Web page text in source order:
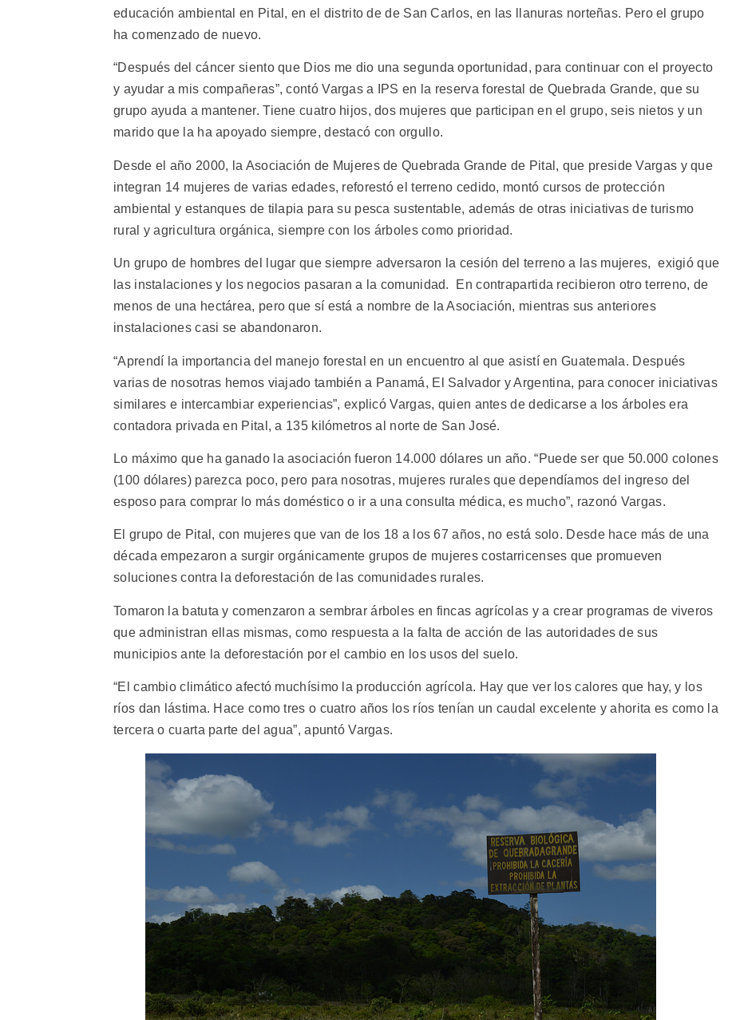
educación ambiental en Pital, en el distrito de de San Carlos, en las llanuras norteñas. Pero el grupo
ha comenzado de nuevo.
“Después del cáncer siento que Dios me dio una segunda oportunidad, para continuar con el proyecto
y ayudar a mis compañeras”, contó Vargas a IPS en la reserva forestal de Quebrada Grande, que su
grupo ayuda a mantener. Tiene cuatro hijos, dos mujeres que participan en el grupo, seis nietos y un
marido que la ha apoyado siempre, destacó con orgullo.
Desde el año 2000, la Asociación de Mujeres de Quebrada Grande de Pital, que preside Vargas y que
integran 14 mujeres de varias edades, reforestó el terreno cedido, montó cursos de protección
ambiental y estanques de tilapia para su pesca sustentable, además de otras iniciativas de turismo
rural y agricultura orgánica, siempre con los árboles como prioridad.
Un grupo de hombres del lugar que siempre adversaron la cesión del terreno a las mujeres, exigió que
las instalaciones y los negocios pasaran a la comunidad. En contrapartida recibieron otro terreno, de
menos de una hectárea, pero que sí está a nombre de la Asociación, mientras sus anteriores
instalaciones casi se abandonaron.
“Aprendí la importancia del manejo forestal en un encuentro al que asistí en Guatemala. Después
varias de nosotras hemos viajado también a Panamá, El Salvador y Argentina, para conocer iniciativas
similares e intercambiar experiencias”, explicó Vargas, quien antes de dedicarse a los árboles era
contadora privada en Pital, a 135 kilómetros al norte de San José.
Lo máximo que ha ganado la asociación fueron 14.000 dólares un año. “Puede ser que 50.000 colones
(100 dólares) parezca poco, pero para nosotras, mujeres rurales que dependíamos del ingreso del
esposo para comprar lo más doméstico o ir a una consulta médica, es mucho”, razonó Vargas.
El grupo de Pital, con mujeres que van de los 18 a los 67 años, no está solo. Desde hace más de una
década empezaron a surgir orgánicamente grupos de mujeres costarricenses que promueven
soluciones contra la deforestación de las comunidades rurales.
Tomaron la batuta y comenzaron a sembrar árboles en fincas agrícolas y a crear programas de viveros
que administran ellas mismas, como respuesta a la falta de acción de las autoridades de sus
municipios ante la deforestación por el cambio en los usos del suelo.
“El cambio climático afectó muchísimo la producción agrícola. Hay que ver los calores que hay, y los
ríos dan lástima. Hace como tres o cuatro años los ríos tenían un caudal excelente y ahorita es como la
tercera o cuarta parte del agua”, apuntó Vargas.